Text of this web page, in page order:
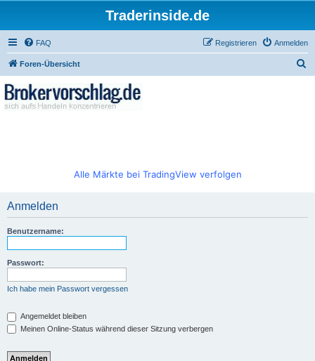
Traderinside.de
FAQ Anmelden
Registrieren
Foren-Übersicht
Alle Märkte bei TradingView verfolgen
Anmelden
Benutzername:
Passwort:
Ich habe mein Passwort vergessen
Angemeldet bleiben
Meinen Online-Status während dieser Sitzung verbergen